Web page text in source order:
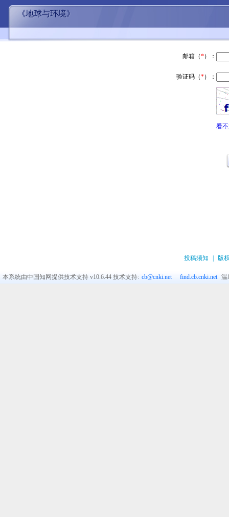
《地球与环境》
邮箱（*）：
验证码（*）：
看
投稿须知 版
本系统由中国知网提供技术支持 v10.6.44技术支持: cb@cnki.net find.cb.cnki.net 温